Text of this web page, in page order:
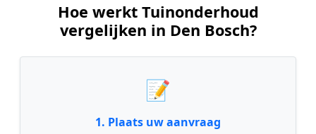
Hoe werkt Tuinonderhoud
vergelijken in Den Bosch?
📝
1. Plaats uw aanvraag